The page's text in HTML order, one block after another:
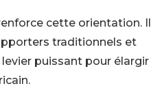
cette orientation. Il
traditionnels et
puissant pour élargir